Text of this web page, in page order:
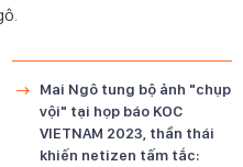
Mai Ngô tung bộ ảnh "chụp
vội" tại họp báo KOC
VIETNAM 2023, thần thái
khiến netizen tấm tắc: